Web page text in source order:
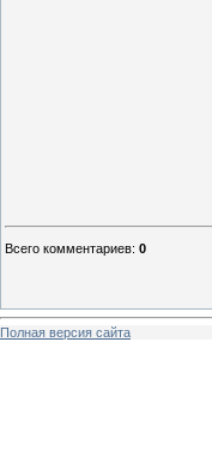
Всего комментариев: 0
Полная версия сайта